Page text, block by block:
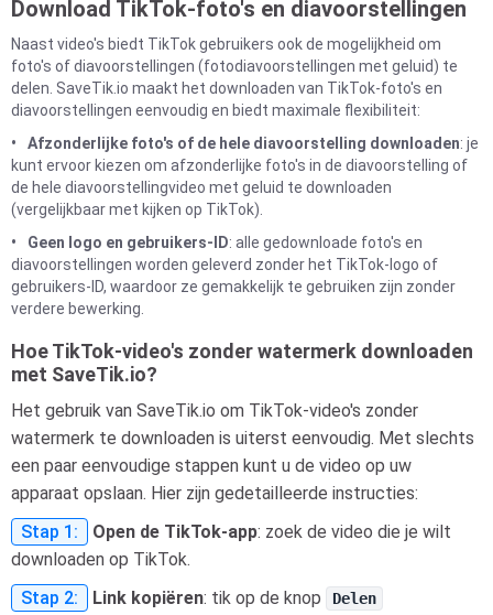
Download TikTok-foto's en diavoorstellingen
Naast video's biedt TikTok gebruikers ook de mogelijkheid om
foto's of diavoorstellingen (fotodiavoorstellingen met geluid) te
delen. SaveTik.io maakt het downloaden van TikTok-foto's en
diavoorstellingen eenvoudig en biedt maximale flexibiliteit:
Afzonderlijke foto's of de hele diavoorstelling downloaden: je
kunt ervoor kiezen om afzonderlijke foto's in de diavoorstelling of
de hele diavoorstellingvideo met geluid te downloaden
(vergelijkbaar met kijken op TikTok).
Geen logo en gebruikers-ID: alle gedownloade foto's en
diavoorstellingen worden geleverd zonder het TikTok-logo of
gebruikers-ID, waardoor ze gemakkelijk te gebruiken zijn zonder
verdere bewerking.
Hoe TikTok-video's zonder watermerk downloaden
met SaveTik.io?
Het gebruik van SaveTik.io om TikTok-video's zonder
watermerk te downloaden is uiterst eenvoudig. Met slechts
een paar eenvoudige stappen kunt u de video op uw
apparaat opslaan. Hier zijn gedetailleerde instructies:
Stap 1:
Open de TikTok-app: zoek de video die je wilt
downloaden op TikTok.
Stap 2:
Link kopiëren: tik op de knop Delen